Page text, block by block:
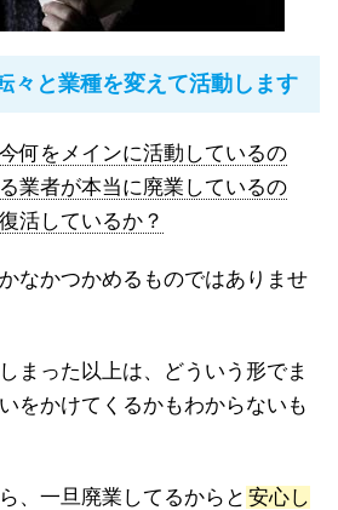
々と業種を変えて活動します
何をメインに活動しているの
業者が本当に廃業しているの
活しているか？
なかつかめるものではありませ
まった以上は、どういう形でま
をかけてくるかもわからないも
、一旦廃業してるからと 安心し